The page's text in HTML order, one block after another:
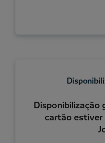
Disponibilização
cartão estiver